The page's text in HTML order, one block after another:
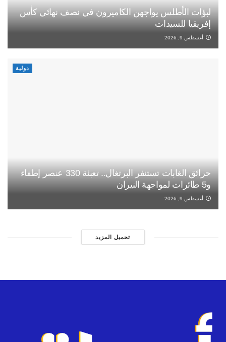
لبؤات الأطلس يواجهن الكاميرون في نصف نهائي كأس
إفريقيا للسيدات
أغسطس 9, 2026
دولية
حرائق الغابات تستنفر البرتغال.. تعبئة 330 عنصر إطفاء
و5 طائرات لمواجهة النيران
أغسطس 9, 2026
تحميل المزيد